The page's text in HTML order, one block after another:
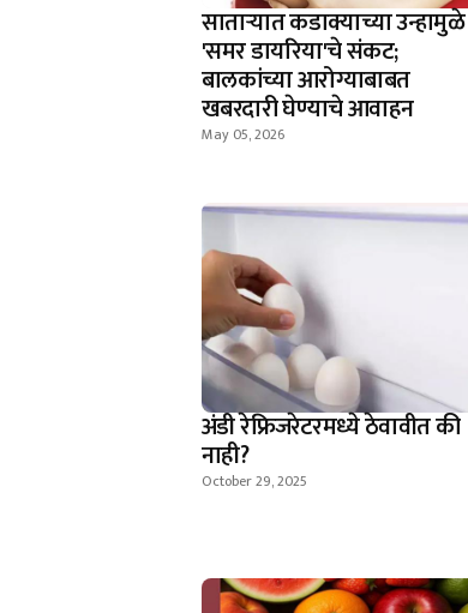
साताऱ्यात कडाक्याच्या उन्हामुळे
'समर डायरिया'चे संकट;
बालकांच्या आरोग्याबाबत
खबरदारी घेण्याचे आवाहन
May 05, 2026
अंडी रेफ्रिजरेटरमध्ये ठेवावीत की
नाही?
October 29, 2025